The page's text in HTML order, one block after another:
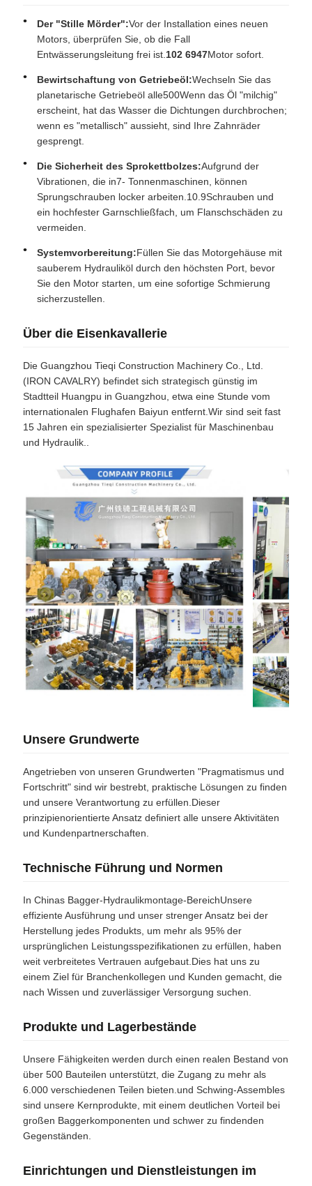
Der "Stille Mörder":Vor der Installation eines neuen
Motors, überprüfen Sie, ob die Fall
Entwässerungsleitung frei ist.102 6947Motor sofort.
Bewirtschaftung von Getriebeöl:Wechseln Sie das
planetarische Getriebeöl alle500Wenn das Öl "milchig"
erscheint, hat das Wasser die Dichtungen durchbrochen;
wenn es "metallisch" aussieht, sind Ihre Zahnräder
gesprengt.
Die Sicherheit des Sprokettbolzes:Aufgrund der
Vibrationen, die in7- Tonnenmaschinen, können
Sprungschrauben locker arbeiten.10.9Schrauben und
ein hochfester Garnschließfach, um Flanschschäden zu
vermeiden.
Systemvorbereitung:Füllen Sie das Motorgehäuse mit
sauberem Hydrauliköl durch den höchsten Port, bevor
Sie den Motor starten, um eine sofortige Schmierung
sicherzustellen.
Über die Eisenkavallerie
Die Guangzhou Tieqi Construction Machinery Co., Ltd.
(IRON CAVALRY) befindet sich strategisch günstig im
Stadtteil Huangpu in Guangzhou, etwa eine Stunde vom
internationalen Flughafen Baiyun entfernt.Wir sind seit fast
15 Jahren ein spezialisierter Spezialist für Maschinenbau
und Hydraulik..
Unsere Grundwerte
Angetrieben von unseren Grundwerten "Pragmatismus und
Fortschritt" sind wir bestrebt, praktische Lösungen zu finden
und unsere Verantwortung zu erfüllen.Dieser
prinzipienorientierte Ansatz definiert alle unsere Aktivitäten
und Kundenpartnerschaften.
Technische Führung und Normen
In Chinas Bagger-Hydraulikmontage-BereichUnsere
effiziente Ausführung und unser strenger Ansatz bei der
Herstellung jedes Produkts, um mehr als 95% der
ursprünglichen Leistungsspezifikationen zu erfüllen, haben
weit verbreitetes Vertrauen aufgebaut.Dies hat uns zu
einem Ziel für Branchenkollegen und Kunden gemacht, die
nach Wissen und zuverlässiger Versorgung suchen.
Produkte und Lagerbestände
Unsere Fähigkeiten werden durch einen realen Bestand von
über 500 Bauteilen unterstützt, die Zugang zu mehr als
6.000 verschiedenen Teilen bieten.und Schwing-Assembles
sind unsere Kernprodukte, mit einem deutlichen Vorteil bei
großen Baggerkomponenten und schwer zu findenden
Gegenständen.
Einrichtungen und Dienstleistungen im